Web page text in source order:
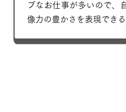
ブなお仕事が多いので、
像力の豊かさを表現できる